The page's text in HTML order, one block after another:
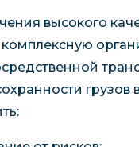
высокого
комплексную
грузов